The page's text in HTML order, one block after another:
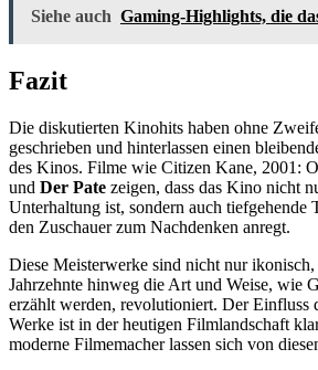
Siehe auch Gaming-Highlights, die
Fazit
Die diskutierten Kinohits haben ohne
geschrieben und hinterlassen einen
des Kinos. Filme wie Citizen Kane, 2001:
und Der Pate zeigen, dass das Kino nicht
Unterhaltung ist, sondern auch tiefgehende
den Zuschauer zum Nachdenken anregt.
Diese Meisterwerke sind nicht nur ikonisch,
Jahrzehnte hinweg die Art und Weise, wie
erzählt werden, revolutioniert. Der Einfluss
Werke ist in der heutigen Filmlandschaft
moderne Filmemacher lassen sich von